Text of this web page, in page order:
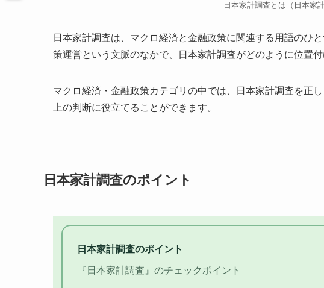
日本家計調査とは（日本家
日本家計調査は、マクロ経済と金融政策に関連する用語のひ
策運営という文脈のなかで、日本家計調査がどのように位置付
マクロ経済・金融政策カテゴリの中では、日本家計調査を正
上の判断に役立てることができます。
日本家計調査のポイント
日本家計調査のポイント
『日本家計調査』のチェックポイント